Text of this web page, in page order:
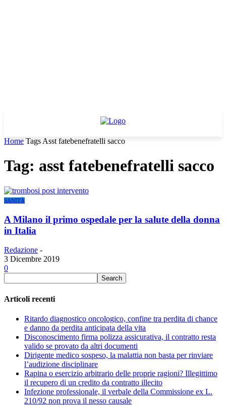
Home Tags Asst fatebenefratelli sacco
Tag: asst fatebenefratelli sacco
SANITÀ
A Milano il primo ospedale per la salute della donna
in Italia
Redazione -
3 Dicembre 2019
0
Articoli recenti
Ritardo diagnostico oncologico, confine tra perdita di chance
e danno da perdita anticipata della vita
Disconoscimento firma polizza assicurativa, il contratto resta
valido se provato da altri documenti
Dirigente medico sospeso, la malattia non basta per rinviare
l’audizione disciplinare
Rapina o esercizio arbitrario delle proprie ragioni? Illegittimo
il recupero di un credito da contratto illecito
Infezione professionale, il verbale della Commissione ex L.
210/92 non prova il nesso causale